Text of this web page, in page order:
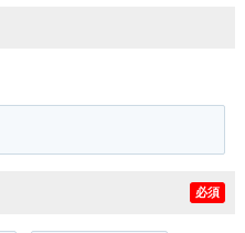
必須